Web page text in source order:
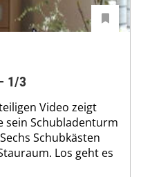
1/3
Video zeigt
sein Schubladenturm
Schubkästen
Los geht es